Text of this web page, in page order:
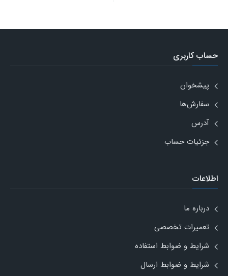
حساب کاربری
پیشخوان
سفارش‌ها
آدرس
جزئیات حساب
اطلاعات
درباره ما
تعمیرات تخصصی
شرایط و ضوابط استفاده
شرایط و ضوابط ارسال